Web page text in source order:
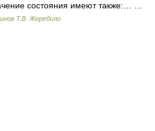
состояния имеют также:… …
Т.В. Жеребило